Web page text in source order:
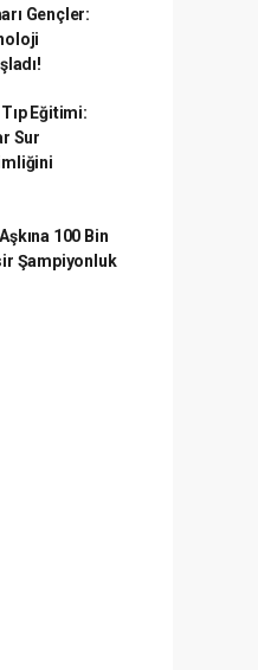
Gençler:
Eğitimi:
Sur
100 Bin
Şampiyonluk